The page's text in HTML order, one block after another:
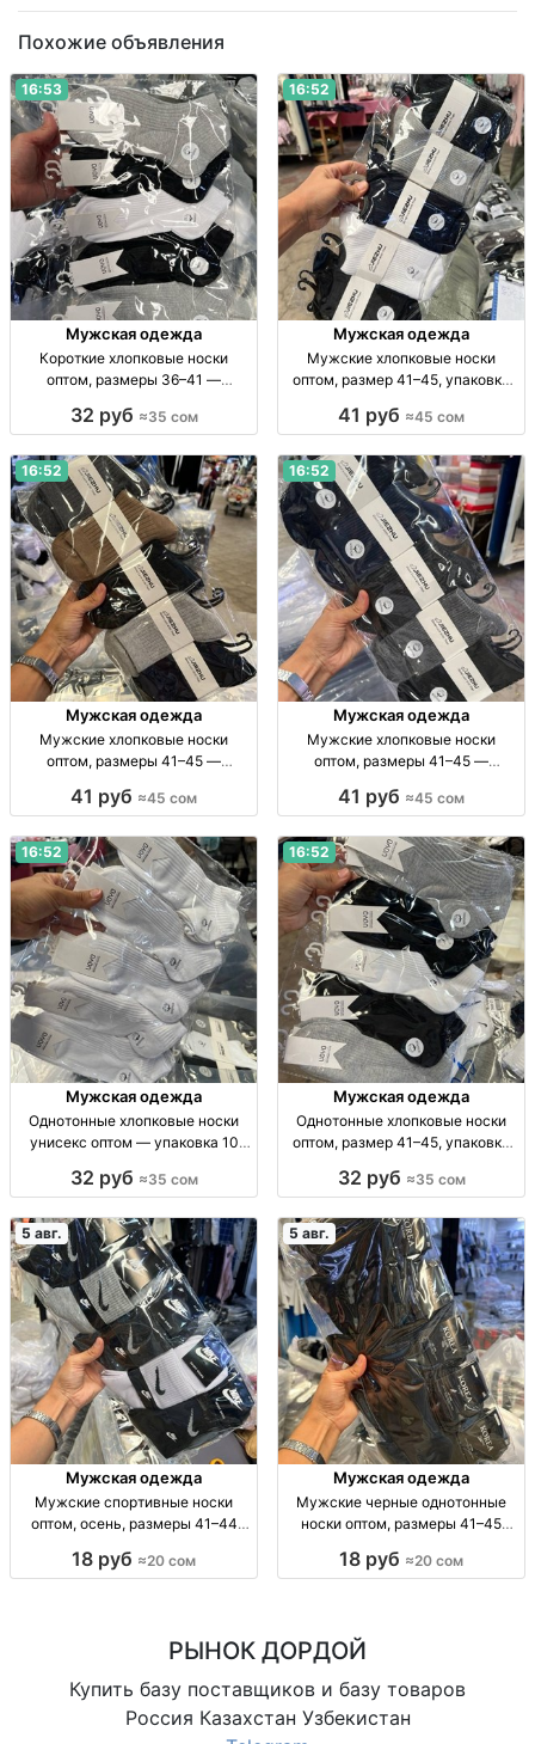
Похожие объявления
16:53
Мужская одежда
Короткие хлопковые носки
оптом, размеры 36–41 —
носки, р-р 36–41, однотонные, уп.
32 руб ≈35 сом
16:52
Мужская одежда
Мужские хлопковые носки
оптом, размер 41–45, упаковка
41–45, уп. 10 шт., опт.
41 руб ≈45 сом
16:52
Мужская одежда
Мужские хлопковые носки
оптом, размеры 41–45 —
носки, р-р 41–45, уп. 10 шт., опт,
41 руб ≈45 сом
16:52
Мужская одежда
Мужские хлопковые носки
оптом, размеры 41–45 —
р-р 41–45, уп. 10 шт., опт.
41 руб ≈45 сом
16:52
Мужская одежда
Однотонные хлопковые носки
унисекс оптом — упаковка 10
однотонные, р-р универс., уп. 10
32 руб ≈35 сом
16:52
Мужская одежда
Однотонные хлопковые носки
оптом, размер 41–45, упаковка
45, уп. 10 шт., опт.
32 руб ≈35 сом
5 авг.
Мужская одежда
Мужские спортивные носки
оптом, осень, размеры 41–44
44, уп. 10 шт., опт.
18 руб ≈20 сом
5 авг.
Мужская одежда
Мужские черные однотонные
носки оптом, размеры 41–45
41–45, уп. 10 пар, опт.
18 руб ≈20 сом
РЫНОК ДОРДОЙ
Купить базу поставщиков и базу товаров
Россия Казахстан Узбекистан